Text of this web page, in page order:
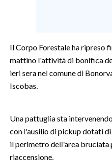
GOSSIP
SARDI NEL MONDO
NOTIZIE
EVENTI
Il Corpo Forestale ha ripreso
mattino l'attività di bonifica
ieri sera nel comune di
Iscobas.
Una pattuglia sta
con l'ausilio di pickup dotati
il perimetro dell'area bruciata
riaccensione.